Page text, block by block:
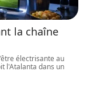
la chaîne
électrisante au
l'Atalanta dans un